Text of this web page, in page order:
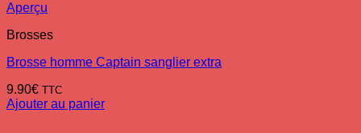
Aperçu
Brosses
Brosse homme Captain sanglier extra
9.90€ TTC
Ajouter au panier